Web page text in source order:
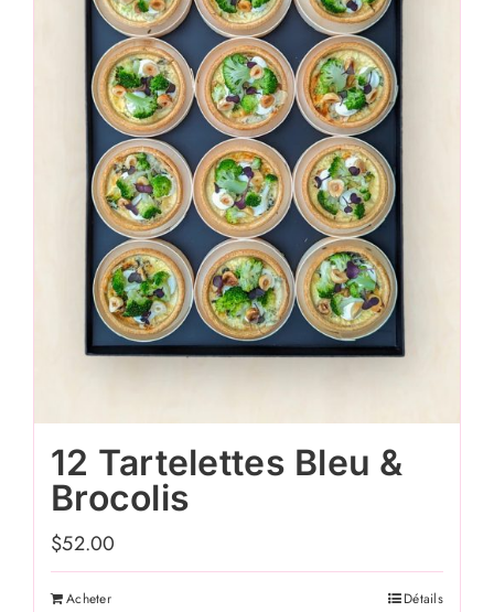
12 Tartelettes Bleu &
Brocolis
$52.00
Acheter Détails